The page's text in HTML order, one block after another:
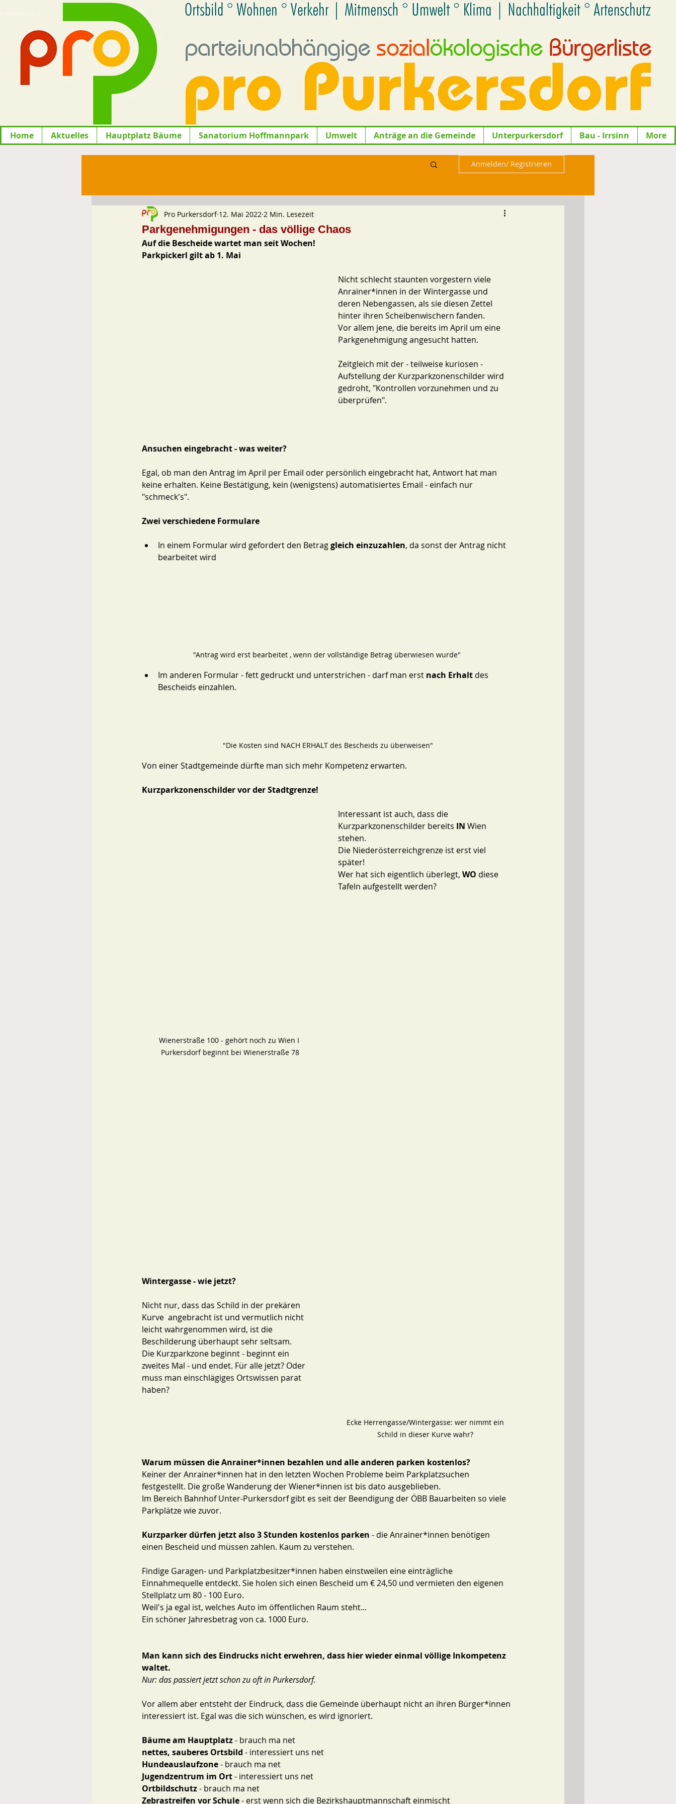
Home Aktuelles Hauptplatz Bäume Sanatorium Hoffmannpark Umwelt Anträge an die Gemeinde Unterpurkersdorf Bau - Irrsinn More
Anmelden/ Registrieren
Parkgenehmigungen - das völlige Chaos
Pro Purkersdorf 12. Mai 2022 2 Min. Lesezeit
Auf die Bescheide wartet man seit Wochen!
Parkpickerl gilt ab 1. Mai
Nicht schlecht staunten vorgestern viele
Anrainer*innen in der Wintergasse und
deren Nebengassen, als sie diesen Zettel
hinter ihren Scheibenwischern fanden.
Vor allem jene, die bereits im April um eine
Parkgenehmigung angesucht hatten.
Zeitgleich mit der - teilweise kuriosen -
Aufstellung der Kurzparkzonenschilder wird
gedroht, "Kontrollen vorzunehmen und zu
überprüfen".
Ansuchen eingebracht - was weiter?
Egal, ob man den Antrag im April per Email oder persönlich eingebracht hat, Antwort hat man
keine erhalten. Keine Bestätigung, kein (wenigstens) automatisiertes Email - einfach nur
"schmeck's".
Zwei verschiedene Formulare
In einem Formular wird gefordert den Betrag gleich einzuzahlen, da sonst der Antrag nicht
bearbeitet wird
"Antrag wird erst bearbeitet , wenn der vollständige Betrag überwiesen wurde"
Im anderen Formular - fett gedruckt und unterstrichen - darf man erst nach Erhalt des
Bescheids einzahlen.
"Die Kosten sind NACH ERHALT des Bescheids zu überweisen"
Von einer Stadtgemeinde dürfte man sich mehr Kompetenz erwarten.
Kurzparkzonenschilder vor der Stadtgrenze!
Wienerstraße 100 - gehört noch zu Wien I
Purkersdorf beginnt bei Wienerstraße 78
Interessant ist auch, dass die
Kurzparkzonenschilder bereits IN Wien
stehen.
Die Niederösterreichgrenze ist erst viel
später!
Wer hat sich eigentlich überlegt, WO diese
Tafeln aufgestellt werden?
Ecke Herrengasse/Wintergasse: wer nimmt ein
Schild in dieser Kurve wahr?
Wintergasse - wie jetzt?
Nicht nur, dass das Schild in der prekären
Kurve  angebracht ist und vermutlich nicht
leicht wahrgenommen wird, ist die
Beschilderung überhaupt sehr seltsam.
Die Kurzparkzone beginnt - beginnt ein
zweites Mal - und endet. Für alle jetzt? Oder
muss man einschlägiges Ortswissen parat
haben?
Warum müssen die Anrainer*innen bezahlen und alle anderen parken kostenlos?
Keiner der Anrainer*innen hat in den letzten Wochen Probleme beim Parkplatzsuchen
festgestellt. Die große Wanderung der Wiener*innen ist bis dato ausgeblieben.
Im Bereich Bahnhof Unter-Purkersdorf gibt es seit der Beendigung der ÖBB Bauarbeiten so viele
Parkplätze wie zuvor.
Kurzparker dürfen jetzt also 3 Stunden kostenlos parken - die Anrainer*innen benötigen
einen Bescheid und müssen zahlen. Kaum zu verstehen.
Findige Garagen- und Parkplatzbesitzer*innen haben einstweilen eine einträgliche
Einnahmequelle entdeckt. Sie holen sich einen Bescheid um € 24,50 und vermieten den eigenen
Stellplatz um 80 - 100 Euro.
Weil's ja egal ist, welches Auto im öffentlichen Raum steht...
Ein schöner Jahresbetrag von ca. 1000 Euro.
Man kann sich des Eindrucks nicht erwehren, dass hier wieder einmal völlige Inkompetenz
waltet.
Nur: das passiert jetzt schon zu oft in Purkersdorf.
Vor allem aber entsteht der Eindruck, dass die Gemeinde überhaupt nicht an ihren Bürger*innen
interessiert ist. Egal was die sich wünschen, es wird ignoriert.
Bäume am Hauptplatz - brauch ma net
nettes, sauberes Ortsbild - interessiert uns net
Hundeauslaufzone - brauch ma net
Jugendzentrum im Ort - interessiert uns net
Ortbildschutz - brauch ma net
Zebrastreifen vor Schule - erst wenn sich die Bezirkshauptmannschaft einmischt